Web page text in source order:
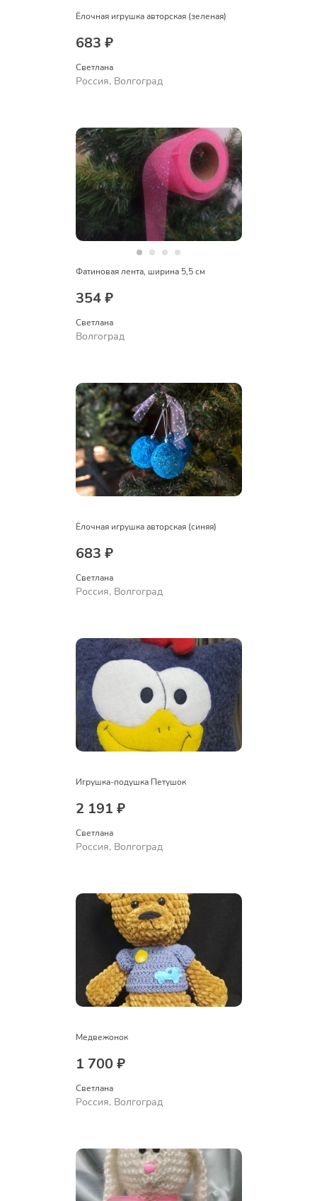
Ёлочная игрушка авторская (зеленая)
683 ₽
Светлана
Россия, Волгоград
Фатиновая лента, ширина 5,5 см
354 ₽
Светлана
Волгоград
Ёлочная игрушка авторская (синяя)
683 ₽
Светлана
Россия, Волгоград
Игрушка-подушка Петушок
2 191 ₽
Светлана
Россия, Волгоград
Медвежонок
1 700 ₽
Светлана
Россия, Волгоград